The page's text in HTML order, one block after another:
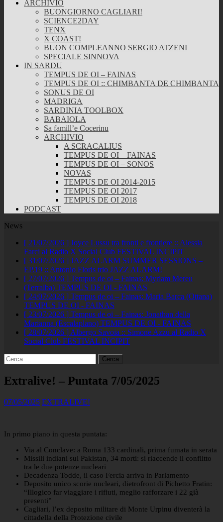
ARCHIVIO
BUONGIORNO CAGLIARI!
SCIENCE2DAY
TENX
X COAST!
BUON COMPLEANNO SERGIO ATZENI
SPECIALE SINNOVA
IN SARDU
TEMPUS DE OI – FAINAS
TEMPUS DE OI :: CHIMBANTA DE CHIMBANTA
SONUS DE OI
MADRIGA
SARDINIA TOOLBOX
BABAIOLA
Sa famill’e Cocerinu
ARCHIVIO
A SCRACALIUS
TEMPUS DE OI – FAINAS
TEMPUS DE OI – SONOS
NOVAS
TEMPUS DE OI 2014-2015
TEMPUS DE OI 2017
TEMPUS DE OI 2018
PODCAST
News
[ 21/07/2026 ] Joyce Lussu tra fronti e frontiere :: Alessia
Farci al Radio X Social Club FESTIVAL INCIPIT
[ 31/07/2026 ] JAZZ ALARM SUMMER SESSIONS –
EP.19 :: Antonio Floris trio JAZZ ALARM!
[ 27/07/2026 ] Tempus de oi – Fainas: Myriam Mereu
(Terralba) TEMPUS DE OI - FAINAS
[ 24/07/2026 ] Tempus de oi – Fainas: Maria Barca (Ottana)
TEMPUS DE OI - FAINAS
[ 23/07/2026 ] Tempus de oi – Fainas: Jonathan della
Marianna (Escalaplano) TEMPUS DE OI - FAINAS
[ 28/07/2026 ] Albergo Savoia :: Simone Azzu al Radio X
Social Club FESTIVAL INCIPIT
Ricerca
per:
Extralive! – Puntata 7/05/2025
07/05/2025 EXTRALIVE!
In primo piano in questa puntata:
Via al Conclave: a Roma 133 cardinali, prima fumata in serata
Missili indiani sul Pakistan, 34 morti: si riaccende il conflitto
tra le due potenze nucleari
Decadenza Todde, il caso Fercia arriva in Parlamento
Deposito unico scorie nucleari, dietrofront di Pichetto Fratin:
“Illogico far viaggiare i rifiuti, meglio rafforzare i 22 già
presenti”
Cagliari, l’ex deposito militare di Monte Urpinu diventerà la
cittadella della Protezione civile